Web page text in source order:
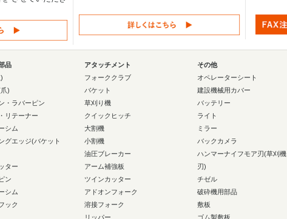
品
)
・ラバーピン
リテーナー
シム
グエッジ(バケット
ター
ン
シム
ック
アタッチメント
フォーククラブ
バケット
草刈り機
クイックヒッチ
大割機
小割機
油圧ブレーカー
アーム補強板
ツインカッター
アドオンフォーク
溶接フォーク
リッパー
その他
オペレーターシート
建設機械用カバー
バッテリー
ライト
ミラー
バックカメラ
ハンマーナイフモア刃(草刈機
刃)
チゼル
破砕機用部品
敷板
ゴム製敷板